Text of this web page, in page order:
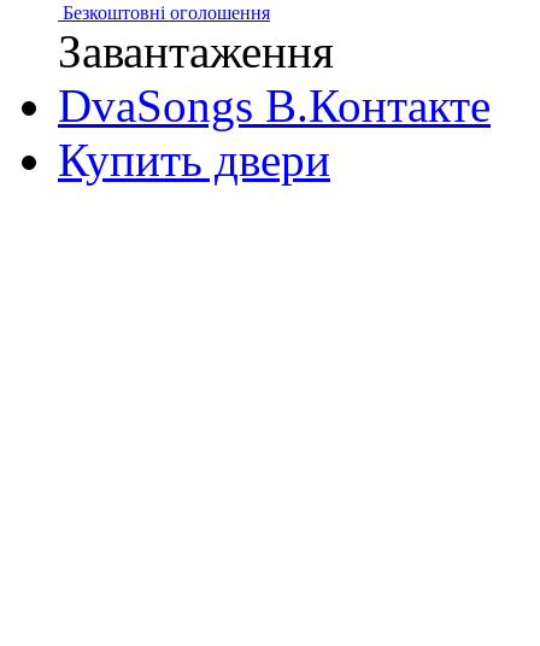
Безкоштовні оголошення
Завантаження
DvaSongs В.Контакте
Купить двери